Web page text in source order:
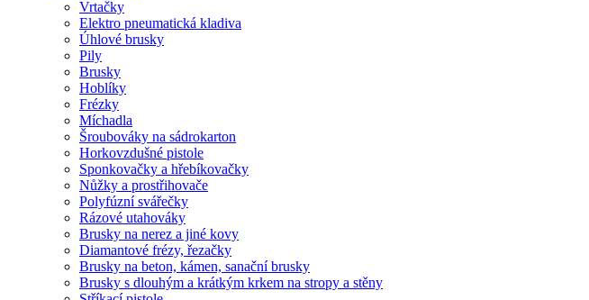
Vrtačky
Elektro pneumatická kladiva
Úhlové brusky
Pily
Brusky
Hoblíky
Frézky
Míchadla
Šroubováky na sádrokarton
Horkovzdušné pistole
Sponkovačky a hřebíkovačky
Nůžky a prostřihovače
Polyfúzní svářečky
Rázové utahováky
Brusky na nerez a jiné kovy
Diamantové frézy, řezačky
Brusky na beton, kámen, sanační brusky
Brusky s dlouhým a krátkým krkem na stropy a stěny